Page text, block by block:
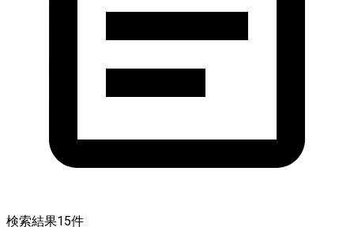
検索結果15件